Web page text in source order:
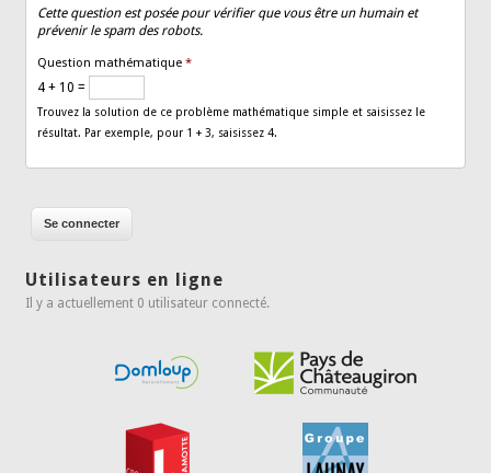
Cette question est posée pour vérifier que vous être un humain et
prévenir le spam des robots.
Question mathématique*
4 + 10 =
Trouvez la solution de ce problème mathématique simple et saisissez le
résultat. Par exemple, pour 1 + 3, saisissez 4.
Utilisateurs en ligne
Il y a actuellement 0 utilisateur connecté.